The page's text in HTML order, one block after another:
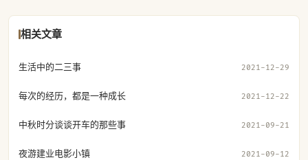
相关文章
生活中的二三事 2021-12-29
每次的经历，都是一种成长 2021-12-22
中秋时分谈谈开车的那些事 2021-09-21
夜游建业电影小镇 2021-09-12